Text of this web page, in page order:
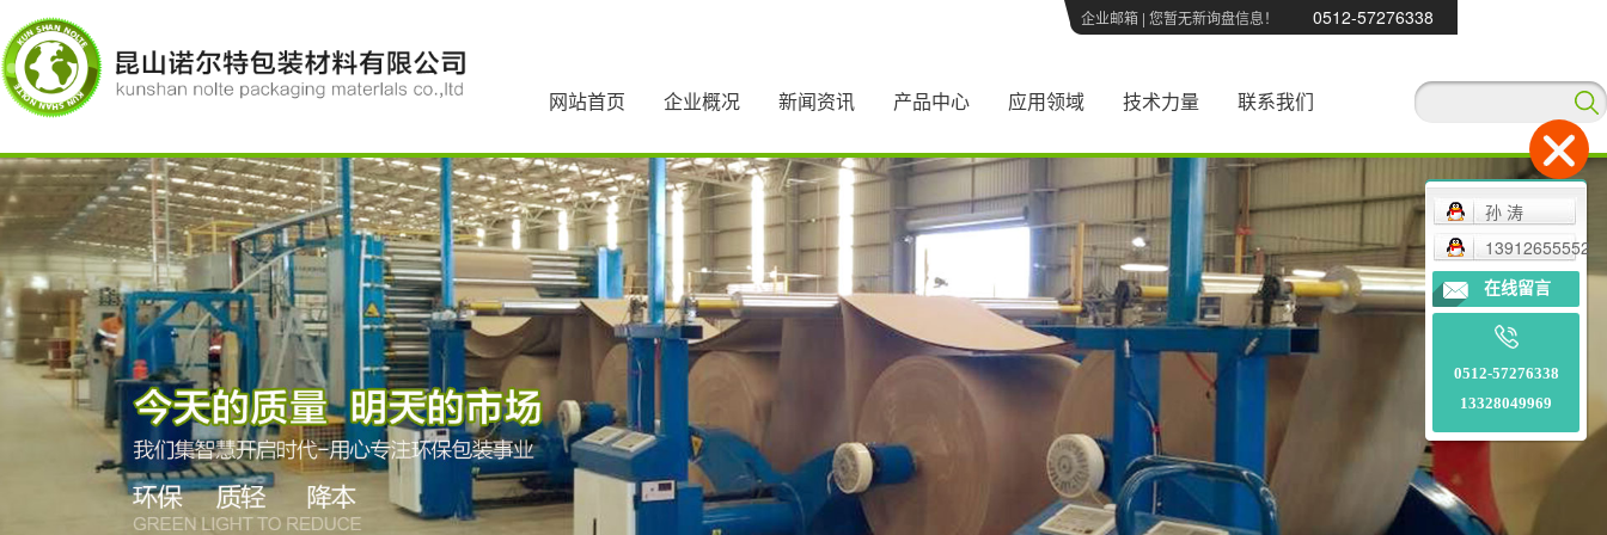
企业邮箱 | 您暂无新询盘信息！ 0512-57276338
网站首页 企业概况
公司简介
公司资质
新闻资讯
公司新闻
行业新闻
技术知识
产品中心
危包纸箱
蜂窝纸芯
蜂窝纸箱
蜂窝纸板
纸托盘
纸护角
EPE珍珠棉
重型瓦楞纸箱
平纸板
应用领域 技术力量 联系我们
孙 涛
13912655552
在线留言
0512-57276338
13328049969